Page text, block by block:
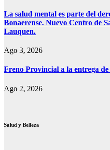
La salud mental es parte del
Bonaerense. Nuevo Centro de
Lauquen.
Ago 3, 2026
Freno Provincial a la entrega
Ago 2, 2026
Salud y Belleza